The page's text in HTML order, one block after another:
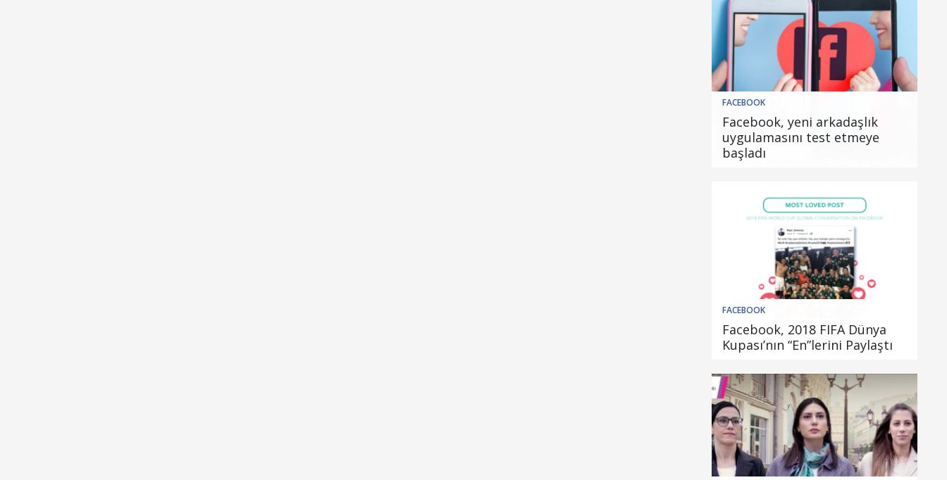
FACEBOOK
Facebook, yeni arkadaşlık
uygulamasını test etmeye
başladı
FACEBOOK
Facebook, 2018 FIFA Dünya
Kupası’nın “En”lerini Paylaştı